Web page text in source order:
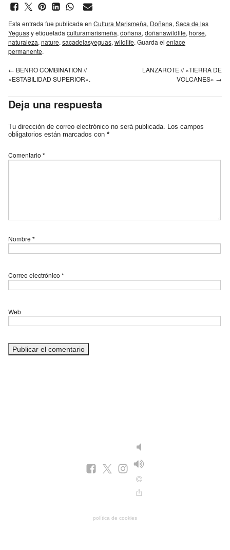
Esta entrada fue publicada en Cultura Marismeña, Doñana, Saca de las
Yeguasy etiquetada culturamarismeña, doñana, doñanawildlife, horse,
naturaleza, nature, sacadelasyeguas, wildlife. Guarda el enlace
permanente.
← BENRO COMBINATION //
«ESTABILIDAD SUPERIOR».
LANZAROTE // «TIERRA DE
VOLCANES» →
Deja una respuesta
Tu dirección de correo electrónico no será publicada.
Los campos
obligatorios están marcados con *
Comentario *
Nombre *
Correo electrónico *
Web
política de cookies